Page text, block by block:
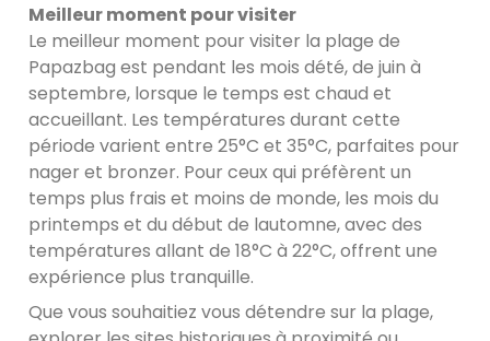
Meilleur moment pour visiter
Le meilleur moment pour visiter la plage de
Papazbag est pendant les mois dété, de juin à
septembre, lorsque le temps est chaud et
accueillant. Les températures durant cette
période varient entre 25°C et 35°C, parfaites pour
nager et bronzer. Pour ceux qui préfèrent un
temps plus frais et moins de monde, les mois du
printemps et du début de lautomne, avec des
températures allant de 18°C ​​à 22°C, offrent une
expérience plus tranquille.
Que vous souhaitiez vous détendre sur la plage,